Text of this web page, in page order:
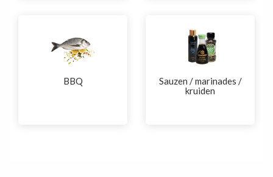
BBQ
Sauzen / marinades /
kruiden